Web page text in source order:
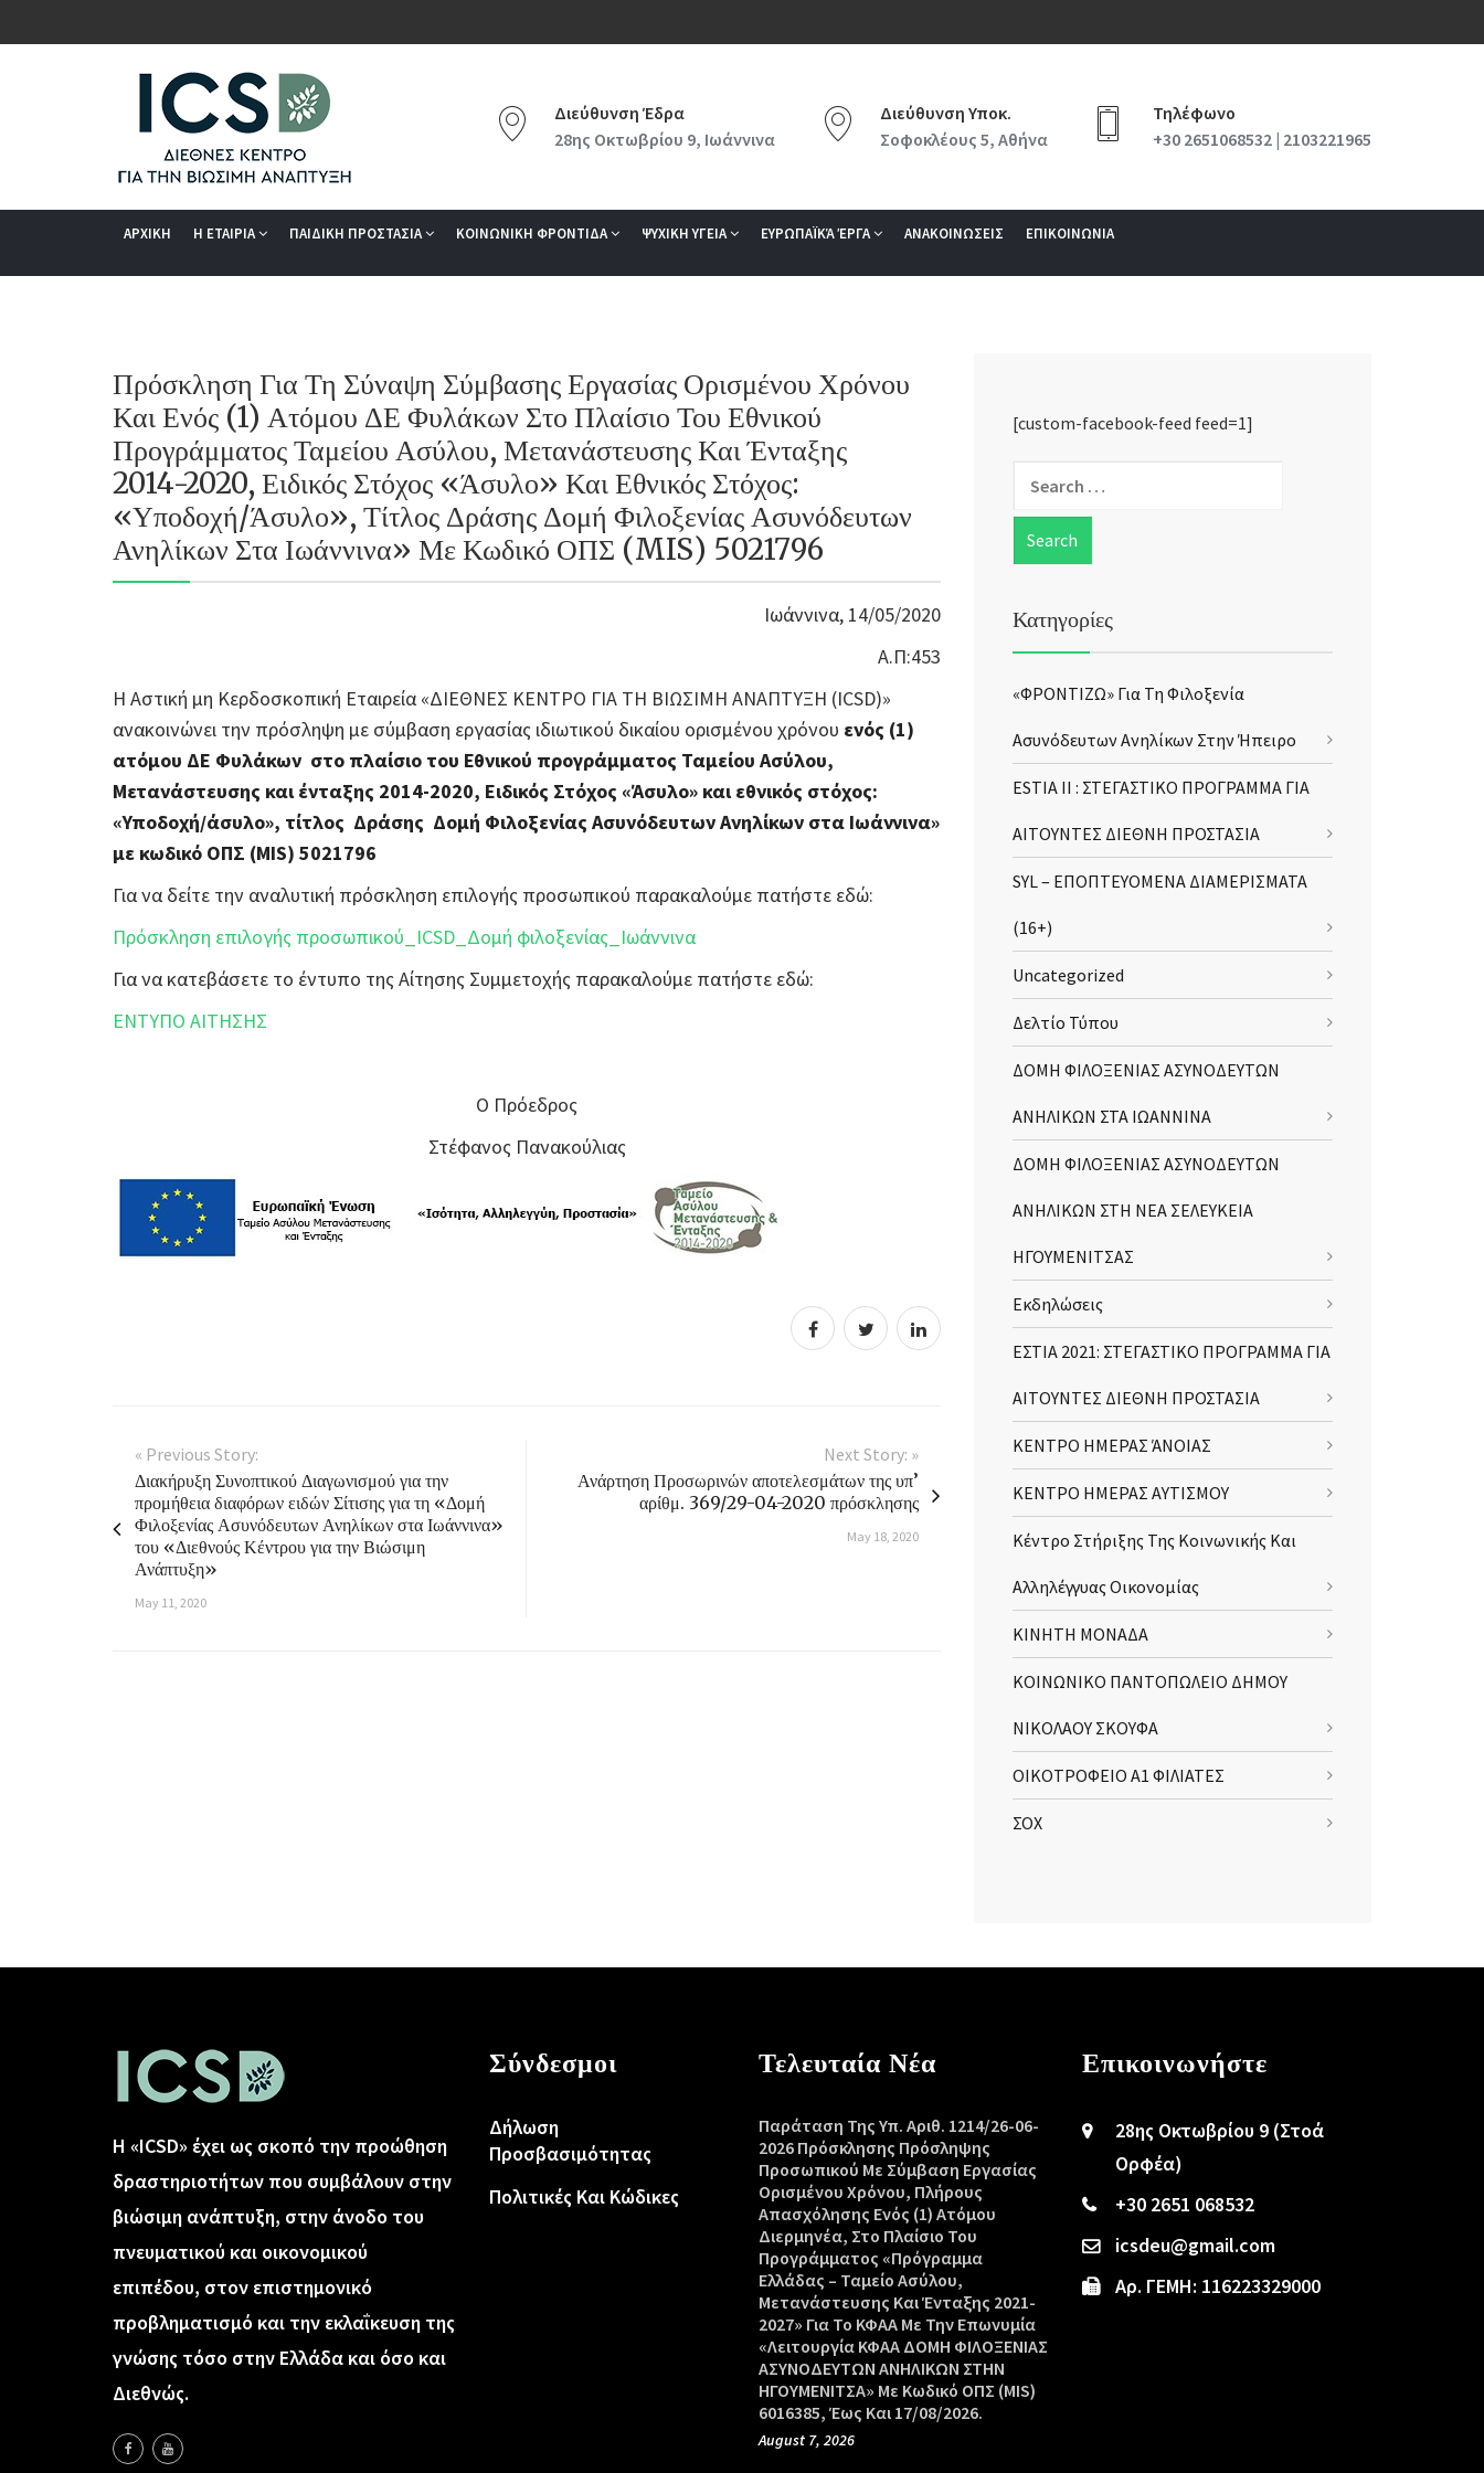
Διεύθυνση Έδρα
28ης Οκτωβρίου 9, Ιωάννινα
Διεύθυνση Υποκ.
Σοφοκλέους 5, Αθήνα
Τηλέφωνο
+30 2651068532 | 2103221965
ΑΡΧΙΚΗ Η ΕΤΑΙΡΙΑ ΠΑΙΔΙΚΗ ΠΡΟΣΤΑΣΙΑ ΚΟΙΝΩΝΙΚΗ ΦΡΟΝΤΙΔΑ ΨΥΧΙΚΗ ΥΓΕΙΑ ΕΥΡΩΠΑΪΚΆ ΈΡΓΑ ΑΝΑΚΟΙΝΩΣΕΙΣ ΕΠΙΚΟΙΝΩΝΙΑ
Πρόσκληση Για Τη Σύναψη Σύμβασης Εργασίας Ορισμένου Χρόνου
Και Ενός (1) Ατόμου ΔΕ Φυλάκων Στο Πλαίσιο Του Εθνικού
Προγράμματος Ταμείου Ασύλου, Μετανάστευσης Και Ένταξης
2014-2020, Ειδικός Στόχος «Άσυλο» Και Εθνικός Στόχος:
«Υποδοχή/άσυλο», Τίτλος Δράσης Δομή Φιλοξενίας Ασυνόδευτων
Ανηλίκων Στα Ιωάννινα» Με Κωδικό ΟΠΣ (MIS) 5021796
Ιωάννινα, 14/05/2020
Α.Π:453
Η Αστική μη Κερδοσκοπική Εταιρεία «ΔΙΕΘΝΕΣ ΚΕΝΤΡΟ ΓΙΑ ΤΗ ΒΙΩΣΙΜΗ ΑΝΑΠΤΥΞΗ (ICSD)»
ανακοινώνει την πρόσληψη με σύμβαση εργασίας ιδιωτικού δικαίου ορισμένου χρόνου ενός (1)
ατόμου ΔΕ Φυλάκων στο πλαίσιο του Εθνικού προγράμματος Ταμείου Ασύλου,
Μετανάστευσης και ένταξης 2014-2020, Ειδικός Στόχος «Άσυλο» και εθνικός στόχος:
«Υποδοχή/άσυλο», τίτλος Δράσης Δομή Φιλοξενίας Ασυνόδευτων Ανηλίκων στα Ιωάννινα»
με κωδικό ΟΠΣ (MIS) 5021796
Για να δείτε την αναλυτική πρόσκληση επιλογής προσωπικού παρακαλούμε πατήστε εδώ:
Πρόσκληση επιλογής προσωπικού_ICSD_Δομή φιλοξενίας_Ιωάννινα
Για να κατεβάσετε το έντυπο της Αίτησης Συμμετοχής παρακαλούμε πατήστε εδώ:
ΕΝΤΥΠΟ ΑΙΤΗΣΗΣ
Ο Πρόεδρος
Στέφανος Πανακούλιας
« Previous Story:
Διακήρυξη Συνοπτικού Διαγωνισμού για την
προμήθεια διαφόρων ειδών Σίτισης για τη «Δομή
Φιλοξενίας Ασυνόδευτων Ανηλίκων στα Ιωάννινα»
του «Διεθνούς Κέντρου για την Βιώσιμη
Ανάπτυξη»
May 11, 2020
Next Story: »
Ανάρτηση Προσωρινών αποτελεσμάτων της υπ’
αρίθμ. 369/29-04-2020 πρόσκλησης
May 18, 2020
[custom-facebook-feed feed=1]
Κατηγορίες
«ΦΡΟΝΤΙΖΩ» Για Τη Φιλοξενία
Ασυνόδευτων Ανηλίκων Στην Ήπειρο
ESTIA II : ΣΤΕΓΑΣΤΙΚΟ ΠΡΟΓΡΑΜΜΑ ΓΙΑ
ΑΙΤΟΥΝΤΕΣ ΔΙΕΘΝΗ ΠΡΟΣΤΑΣΙΑ
SYL – ΕΠΟΠΤΕΥΟΜΕΝΑ ΔΙΑΜΕΡΙΣΜΑΤΑ
(16+)
Uncategorized
Δελτίο Τύπου
ΔΟΜΗ ΦΙΛΟΞΕΝΙΑΣ ΑΣΥΝΟΔΕΥΤΩΝ
ΑΝΗΛΙΚΩΝ ΣΤΑ ΙΩΑΝΝΙΝΑ
ΔΟΜΗ ΦΙΛΟΞΕΝΙΑΣ ΑΣΥΝΟΔΕΥΤΩΝ
ΑΝΗΛΙΚΩΝ ΣΤΗ ΝΕΑ ΣΕΛΕΥΚΕΙΑ
ΗΓΟΥΜΕΝΙΤΣΑΣ
Εκδηλώσεις
ΕΣΤΙΑ 2021: ΣΤΕΓΑΣΤΙΚΟ ΠΡΟΓΡΑΜΜΑ ΓΙΑ
ΑΙΤΟΥΝΤΕΣ ΔΙΕΘΝΗ ΠΡΟΣΤΑΣΙΑ
ΚΕΝΤΡΟ ΗΜΕΡΑΣ ΆΝΟΙΑΣ
ΚΕΝΤΡΟ ΗΜΕΡΑΣ ΑΥΤΙΣΜΟΥ
Κέντρο Στήριξης Της Κοινωνικής Και
Αλληλέγγυας Οικονομίας
ΚΙΝΗΤΗ ΜΟΝΑΔΑ
ΚΟΙΝΩΝΙΚΟ ΠΑΝΤΟΠΩΛΕΙΟ ΔΗΜΟΥ
ΝΙΚΟΛΑΟΥ ΣΚΟΥΦΑ
ΟΙΚΟΤΡΟΦΕΙΟ Α1 ΦΙΛΙΑΤΕΣ
ΣΟΧ
Η «ICSD» έχει ως σκοπό την προώθηση
δραστηριοτήτων που συμβάλουν στην
βιώσιμη ανάπτυξη, στην άνοδο του
πνευματικού και οικονομικού
επιπέδου, στον επιστημονικό
προβληματισμό και την εκλαΐκευση της
γνώσης τόσο στην Ελλάδα και όσο και
Διεθνώς.
Σύνδεσμοι
Δήλωση
Προσβασιμότητας
Πολιτικές Και Κώδικες
Τελευταία Νέα
Παράταση Της Υπ. Αριθ. 1214/26-06-
2026 Πρόσκλησης Πρόσληψης
Προσωπικού Με Σύμβαση Εργασίας
Ορισμένου Χρόνου, Πλήρους
Απασχόλησης Ενός (1) Ατόμου
Διερμηνέα, Στο Πλαίσιο Του
Προγράμματος «Πρόγραμμα
Ελλάδας – Ταμείο Ασύλου,
Μετανάστευσης Και Ένταξης 2021-
2027» Για Το ΚΦΑΑ Με Την Επωνυμία
«Λειτουργία ΚΦΑΑ ΔΟΜΗ ΦΙΛΟΞΕΝΙΑΣ
ΑΣΥΝΟΔΕΥΤΩΝ ΑΝΗΛΙΚΩΝ ΣΤΗΝ
ΗΓΟΥΜΕΝΙΤΣΑ» Με Κωδικό ΟΠΣ (MIS)
6016385, Έως Και 17/08/2026.
August 7, 2026
Επικοινωνήστε
28ης Οκτωβρίου 9 (Στοά
Ορφέα)
+30 2651 068532
icsdeu@gmail.com
Αρ. ΓΕΜΗ: 116223329000